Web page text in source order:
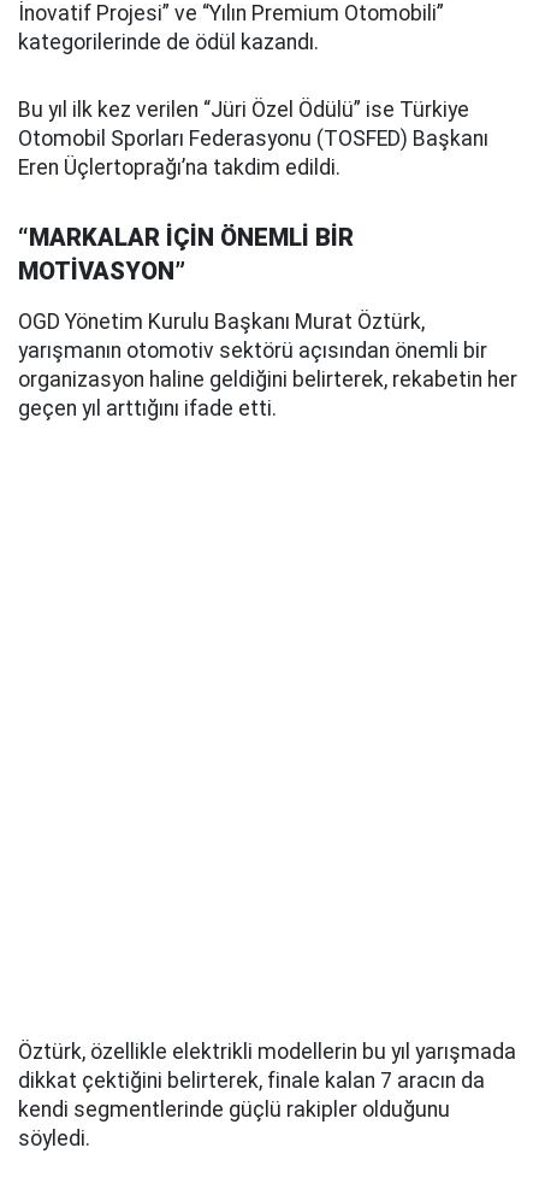
İnovatif Projesi” ve “Yılın Premium Otomobili”
kategorilerinde de ödül kazandı.
Bu yıl ilk kez verilen “Jüri Özel Ödülü” ise Türkiye
Otomobil Sporları Federasyonu (TOSFED) Başkanı
Eren Üçlertoprağı’na takdim edildi.
“MARKALAR İÇİN ÖNEMLİ BİR
MOTİVASYON”
OGD Yönetim Kurulu Başkanı Murat Öztürk,
yarışmanın otomotiv sektörü açısından önemli bir
organizasyon haline geldiğini belirterek, rekabetin her
geçen yıl arttığını ifade etti.
Öztürk, özellikle elektrikli modellerin bu yıl yarışmada
dikkat çektiğini belirterek, finale kalan 7 aracın da
kendi segmentlerinde güçlü rakipler olduğunu
söyledi.